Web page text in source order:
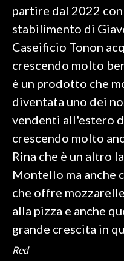
partire dal 2022
stabilimento di
Caseificio Tonon
crescendo molto
è un prodotto che
diventata uno dei
vendenti all'estero
crescendo molto
Rina che è un altro
Montello ma anche
che offre
alla pizza e anche
grande crescita in
Red